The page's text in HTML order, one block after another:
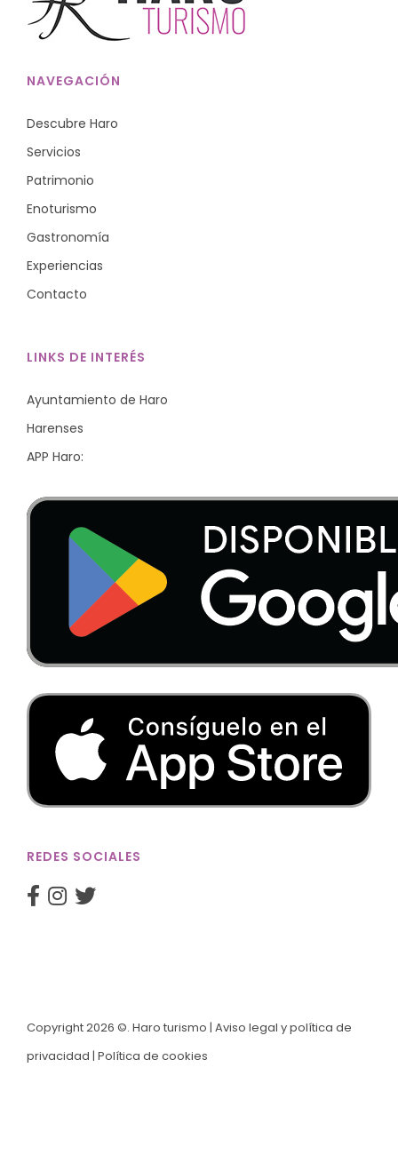
NAVEGACIÓN
Descubre Haro
Servicios
Patrimonio
Enoturismo
Gastronomía
Experiencias
Contacto
LINKS DE INTERÉS
Ayuntamiento de Haro
Harenses
APP Haro:
REDES SOCIALES
Copyright 2026 ©. Haro turismo | Aviso legal y política de
privacidad | Política de cookies